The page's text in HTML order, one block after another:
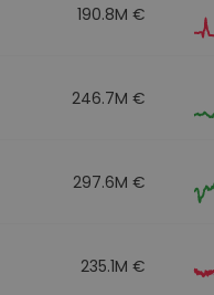
190.8M €
246.7M €
297.6M €
235.1M €